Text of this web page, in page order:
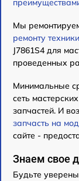
Мы
ремонту
J7861S4 для
проведенных
Минимальные
сеть
запчастей. И
запчасть на
сайте -
Знаем свое
Будьте